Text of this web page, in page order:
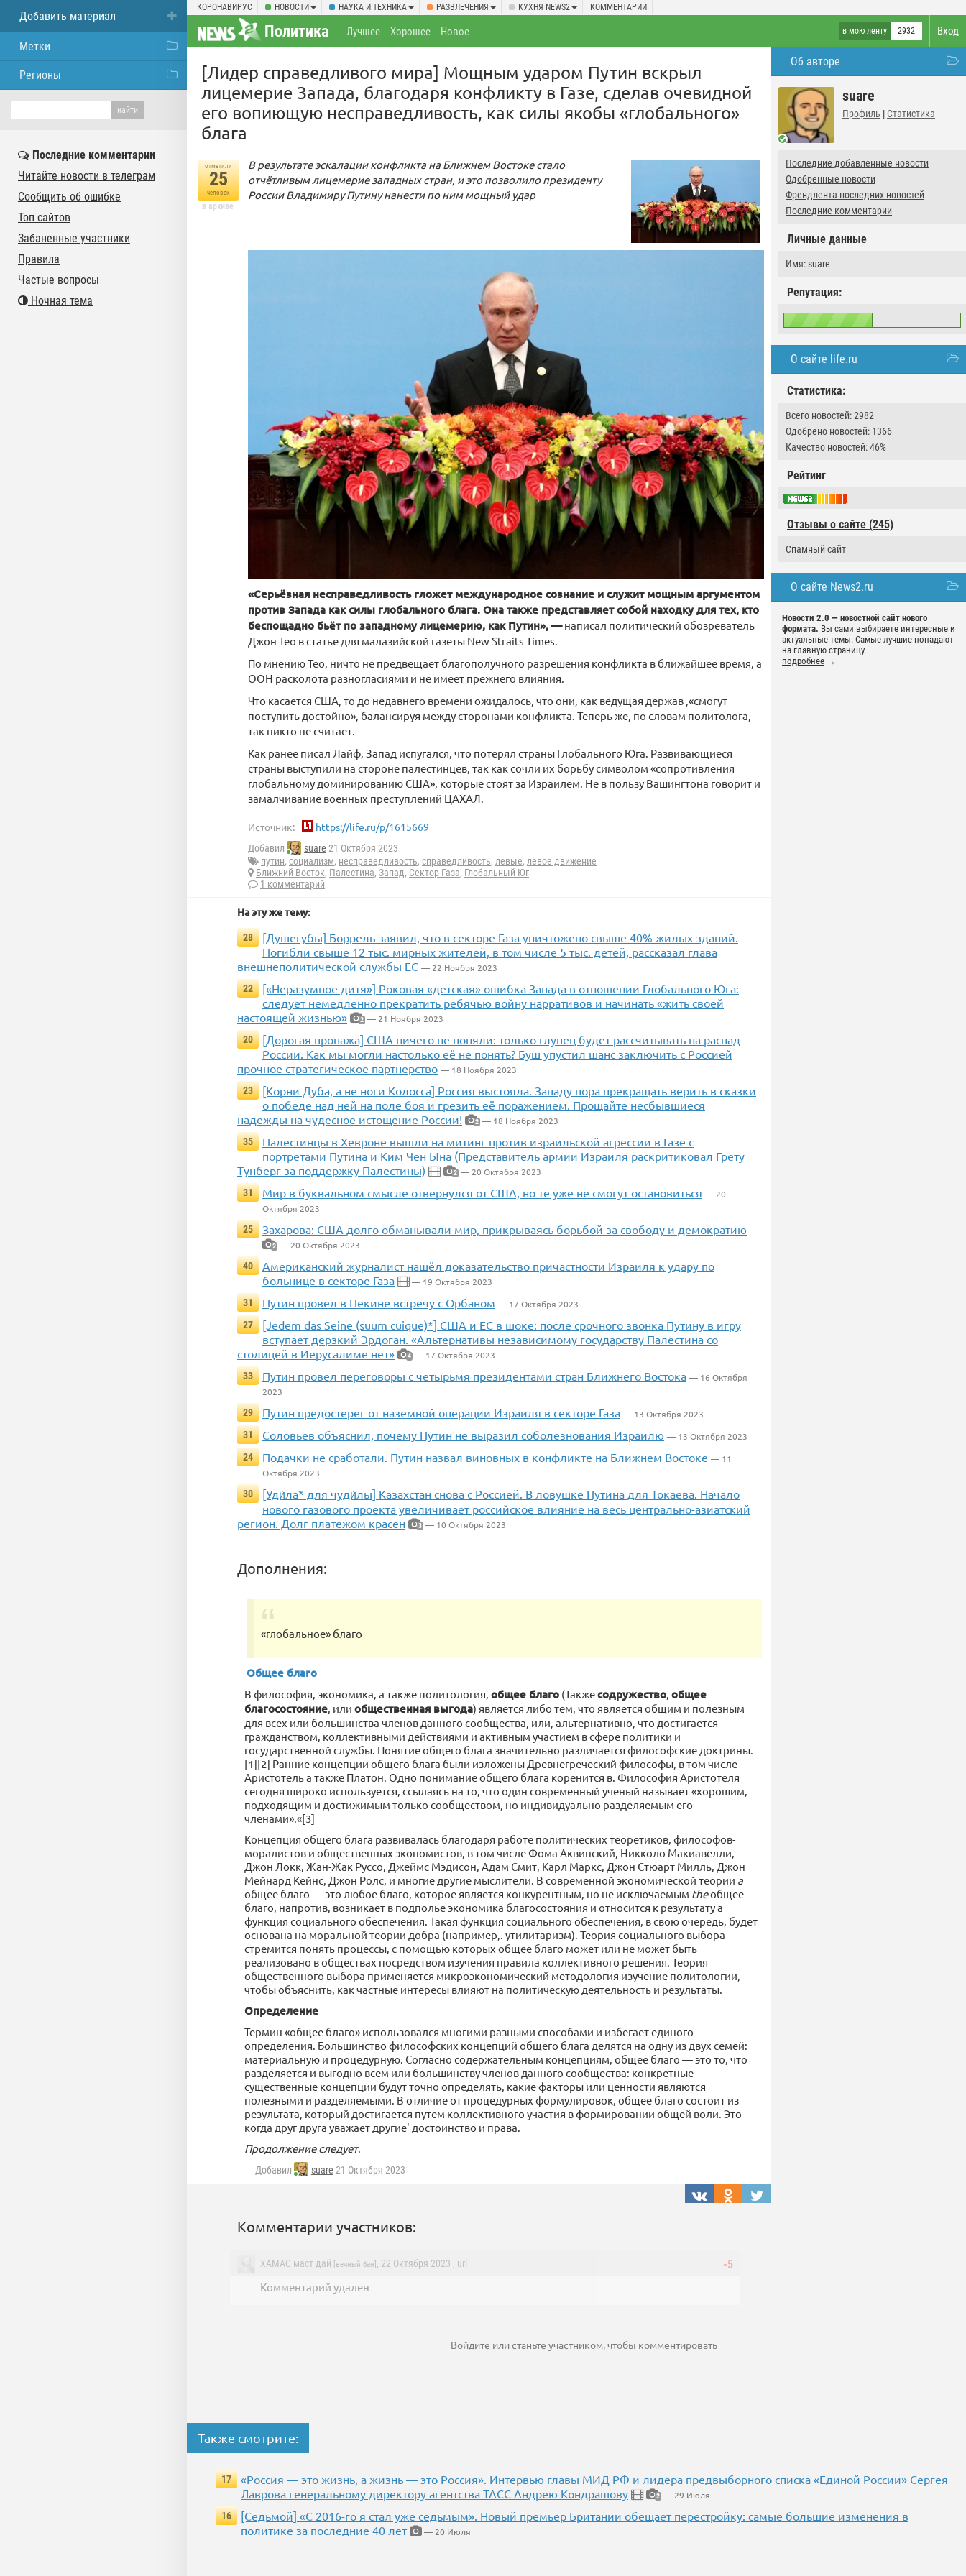
КОРОНАВИРУС НОВОСТИ НАУКА И ТЕХНИКА РАЗВЛЕЧЕНИЯ КУХНЯ NEWS2 КОММЕНТАРИИ
Вход
Политика в мою ленту 2932
Лучшее Хорошее Новое
Об авторе
suare
Профиль | Статистика
Последние добавленные новости
Одобренные новости
Френдлента последних новостей
Последние комментарии
Личные данные
Имя: suare
Репутация:
О сайте life.ru
Статистика:
Всего новостей: 2982
Одобрено новостей: 1366
Качество новостей: 46%
Рейтинг
Отзывы о сайте (245)
Спамный сайт
О сайте News2.ru
Новости 2.0 — новостной сайт нового
формата. Вы сами выбираете интересные и
актуальные темы. Самые лучшие попадают
на главную страницу.
подробнее →
[Лидер справедливого мира] Мощным ударом Путин вскрыл
лицемерие Запада, благодаря конфликту в Газе, сделав очевидной
его вопиющую несправедливость, как силы якобы «глобального»
блага
отметили
25
человек
в архиве
В результате эскалации конфликта на Ближнем Востоке стало
отчётливым лицемерие западных стран, и это позволило президенту
России Владимиру Путину нанести по ним мощный удар
«Серьёзная несправедливость гложет международное сознание и служит мощным аргументом
против Запада как силы глобального блага. Она также представляет собой находку для тех, кто
беспощадно бьёт по западному лицемерию, как Путин», —написал политический обозреватель
Джон Тео в статье для малазийской газеты New Straits Times.
По мнению Тео, ничто не предвещает благополучного разрешения конфликта в ближайшее время, а
ООН расколота разногласиями и не имеет прежнего влияния.
Что касается США, то до недавнего времени ожидалось, что они, как ведущая держав ,«смогут
поступить достойно», балансируя между сторонами конфликта. Теперь же, по словам политолога,
так никто не считает.
Как ранее писал Лайф, Запад испугался, что потерял страны Глобального Юга. Развивающиеся
страны выступили на стороне палестинцев, так как сочли их борьбу символом «сопротивления
глобальному доминированию США», которые стоят за Израилем. Не в пользу Вашингтона говорит и
замалчивание военных преступлений ЦАХАЛ.
Источник: https://life.ru/p/1615669
Добавил suare 21 Октября 2023
путин, социализм, несправедливость, справедливость, левые, левое движение
Ближний Восток, Палестина, Запад, Сектор Газа, Глобальный Юг
1 комментарий
На эту же тему:
28
[Душегубы] Боррель заявил, что в секторе Газа уничтожено свыше 40% жилых зданий.
Погибли свыше 12 тыс. мирных жителей, в том числе 5 тыс. детей, рассказал глава
внешнеполитической службы ЕС — 22 Ноября 2023
22
[«Неразумное дитя»] Роковая «детская» ошибка Запада в отношении Глобального Юга:
следует немедленно прекратить ребячью войну нарративов и начинать «жить своей
настоящей жизнью»
2 — 21 Ноября 2023
20
[Дорогая пропажа] США ничего не поняли: только глупец будет рассчитывать на распад
России. Как мы могли настолько её не понять? Буш упустил шанс заключить с Россией
прочное стратегическое партнерство — 18 Ноября 2023
23
[Корни Дуба, а не ноги Колосса] Россия выстояла. Западу пора прекращать верить в сказки
о победе над ней на поле боя и грезить её поражением. Прощайте несбывшиеся
надежды на чудесное истощение России!
2 — 18 Ноября 2023
35
Палестинцы в Хевроне вышли на митинг против израильской агрессии в Газе с
портретами Путина и Ким Чен Ына (Представитель армии Израиля раскритиковал Грету
Тунберг за поддержку Палестины)
2 — 20 Октября 2023
31
Мир в буквальном смысле отвернулся от США, но те уже не смогут остановиться — 20
Октября 2023
25
Захарова: США долго обманывали мир, прикрываясь борьбой за свободу и демократию
2 — 20 Октября 2023
40
Американский журналист нашёл доказательство причастности Израиля к удару по
больнице в секторе Газа
— 19 Октября 2023
31
Путин провел в Пекине встречу с Орбаном — 17 Октября 2023
27
[Jedem das Seine (suum cuique)*] США и ЕС в шоке: после срочного звонка Путину в игру
вступает дерзкий Эрдоган. «Альтернативы независимому государству Палестина со
столицей в Иерусалиме нет»
4 — 17 Октября 2023
33
Путин провел переговоры с четырьмя президентами стран Ближнего Востока — 16 Октября
2023
29
Путин предостерег от наземной операции Израиля в секторе Газа — 13 Октября 2023
31
Соловьев объяснил, почему Путин не выразил соболезнования Израилю — 13 Октября 2023
24
Подачки не сработали. Путин назвал виновных в конфликте на Ближнем Востоке — 11
Октября 2023
30
[Уди́ла* для чуди́лы] Казахстан снова с Россией. В ловушке Путина для Токаева. Начало
нового газового проекта увеличивает российское влияние на весь центрально-азиатский
регион. Долг платежом красен
3 — 10 Октября 2023
Дополнения:
«глобальное» благо
Общее благо
В философия, экономика, а также политология, общее благо (Такжесодружество общее
благосостояние , или общественная выгода) является либо тем, что является общим и полезным
для всех или большинства членов данного сообщества, или, альтернативно, что достигается
гражданством, коллективными действиями и активным участием в сфере политики и
государственной службы. Понятие общего блага значительно различается философские доктрины.
[1][2] Ранние концепции общего блага были изложены Древнегреческий философы, в том числе
Аристотель а также Платон. Одно понимание общего блага коренится в. Философия Аристотеля
сегодня широко используется, ссылаясь на то, что один современный ученый называет «хорошим,
подходящим и достижимым только сообществом, но индивидуально разделяемым его
членами».«[3]
Концепция общего блага развивалась благодаря работе политических теоретиков, философов-
моралистов и общественных экономистов, в том числе Фома Аквинский, Никколо Макиавелли,
Джон Локк, Жан-Жак Руссо, Джеймс Мэдисон, Адам Смит, Карл Маркс, Джон Стюарт Милль, Джон
Мейнард Кейнс, Джон Ролс, и многие другие мыслители. В современной экономической теории a
общее благо — это любое благо, которое является конкурентным, но не исключаемым theобщее
благо, напротив, возникает в подполье экономика благосостояния и относится к результату а
функция социального обеспечения. Такая функция социального обеспечения, в свою очередь, будет
основана на моральной теории добра (например,. утилитаризм). Теория социального выбора
стремится понять процессы, с помощью которых общее благо может или не может быть
реализовано в обществах посредством изучения правила коллективного решения. Теория
общественного выбора применяется микроэкономический методология изучение политологии,
чтобы объяснить, как частные интересы влияют на политическую деятельность и результаты.
Определение
Термин «общее благо» использовался многими разными способами и избегает единого
определения. Большинство философских концепций общего блага делятся на одну из двух семей:
материальную и процедурную. Согласно содержательным концепциям, общее благо — это то, что
разделяется и выгодно всем или большинству членов данного сообщества: конкретные
существенные концепции будут точно определять, какие факторы или ценности являются
полезными и разделяемыми. В отличие от процедурных формулировок, общее благо состоит из
результата, который достигается путем коллективного участия в формировании общей воли. Это
когда друг друга уважает другие' достоинство и права.
Продолжение следует.
Добавил suare 21 Октября 2023
Комментарии участников:
-5
ХАМАС маст дай [вечный бан] , 22 Октября 2023 , url
Комментарий удален
Войдите илистаньте участником, чтобы комментировать
Также смотрите:
17
«Россия — это жизнь, а жизнь — это Россия». Интервью главы МИД РФ и лидера предвыборного списка «Единой России» Сергея
Лаврова генеральному директору агентства ТАСС Андрею Кондрашову
2 — 29 Июля
16
[Седьмой] «С 2016-го я стал уже седьмым». Новый премьер Британии обещает перестройку: самые большие изменения в
политике за последние 40 лет
— 20 Июля
Добавить материал
Метки
Регионы
Последние комментарии
Читайте новости в телеграм
Сообщить об ошибке
Топ сайтов
Забаненные участники
Правила
Частые вопросы
Ночная тема